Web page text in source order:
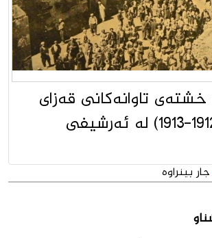
تاوانەكانی قەزای
گوڵعەنبەر (1912-1913) لە ئەرشیفی
جار بینراوە